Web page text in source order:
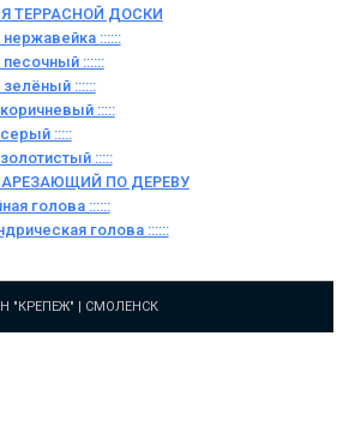
ТЕРРАСНОЙ ДОСКИ
нержавейка ::::::
песочный ::::::
зелёный ::::::
коричневый :::::
:::::
:::::
ПО ДЕРЕВУ
голова ::::::
голова ::::::
"КРЕПЕЖ" | СМОЛЕНСК